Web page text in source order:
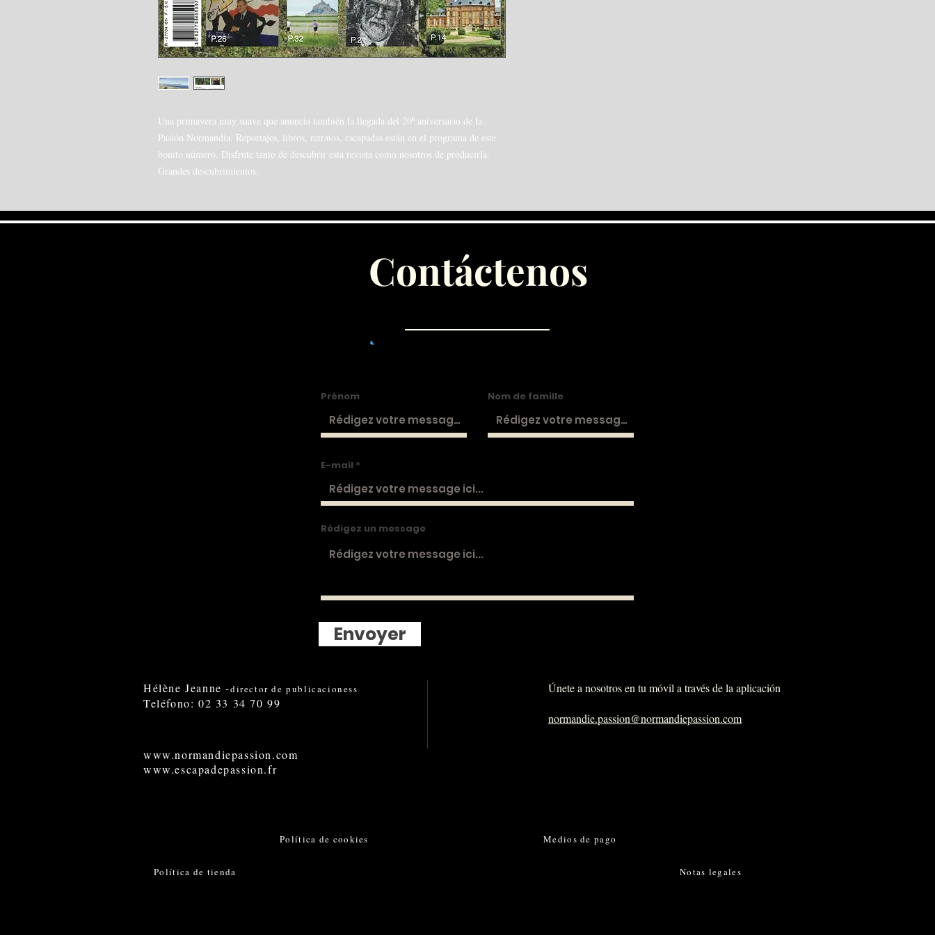
Una primavera muy suave que anuncia también la llegada del 20º aniversario de la
Pasión Normandía. Reportajes, libros, retratos, escapadas están en el programa de este
bonito número. Disfrute tanto de descubrir esta revista como nosotros de producirla.
Grandes descubrimientos.
Contáctenos
Prénom Nom de famille
E-mail
Rédigez un message
Envoyer
Únete a nosotros en tu móvil a través de la aplicación
normandie.passion@normandiepassion.com
Hélène Jeanne -director de publicacioness
Teléfono: 02 33 34 70 99
www.normandiepassion.com
www.escapadepassion.fr
Política de cookies Medios de pago
Política de tienda Notas legales